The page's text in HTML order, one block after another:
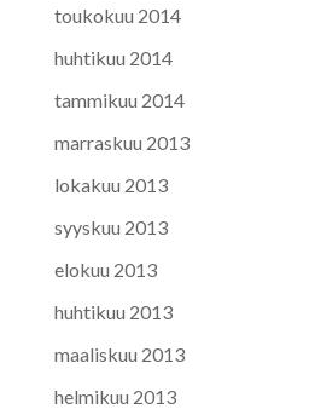
toukokuu 2014
huhtikuu 2014
tammikuu 2014
marraskuu 2013
lokakuu 2013
syyskuu 2013
elokuu 2013
huhtikuu 2013
maaliskuu 2013
helmikuu 2013